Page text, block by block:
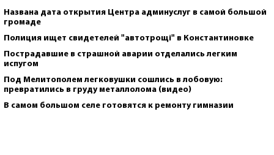
Названа дата открытия Центра админуслуг в самой большой
громаде
Полиция ищет свидетелей "автотрощі" в Константиновке
Пострадавшие в страшной аварии отделались легким
испугом
Под Мелитополем легковушки сошлись в лобовую:
превратились в груду металлолома (видео)
В самом большом селе готовятся к ремонту гимназии